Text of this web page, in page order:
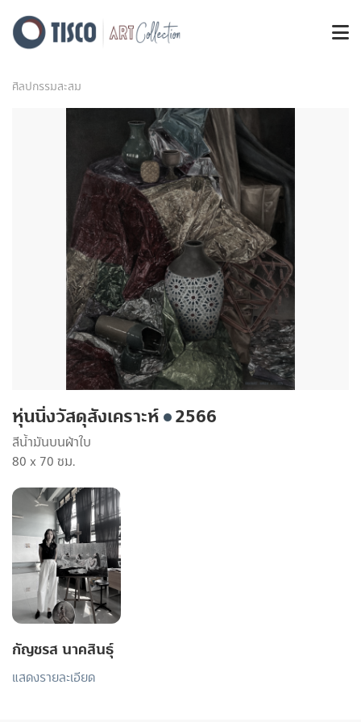
ศิลปกรรมสะสม
หุ่นนิ่งวัสดุสังเคราะห์ 2566
สีน้ำมันบนผ้าใบ
80 x 70 ซม.
กัญชรส นาคสินธุ์
แสดงรายละเอียด